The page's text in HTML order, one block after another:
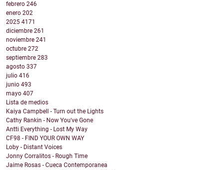
febrero 246
enero 202
2025 4171
diciembre 261
noviembre 241
octubre 272
septiembre 283
agosto 337
julio 416
junio 493
mayo 407
Lista de medios
Kaiya Campbell - Turn out the Lights
Cathy Rankin - Now You've Gone
Antti Everything - Lost My Way
CF98 - FIND YOUR OWN WAY
Loby - Distant Voices
Jonny Corralitos - Rough Time
Jaime Rosas - Cueca Contemporanea